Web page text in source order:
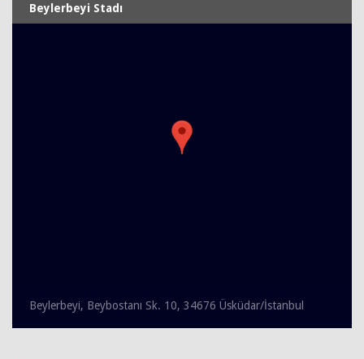
Beylerbeyi Stadı
Beylerbeyi, Beybostanı Sk. 10, 34676 Üsküdar/İstanbul